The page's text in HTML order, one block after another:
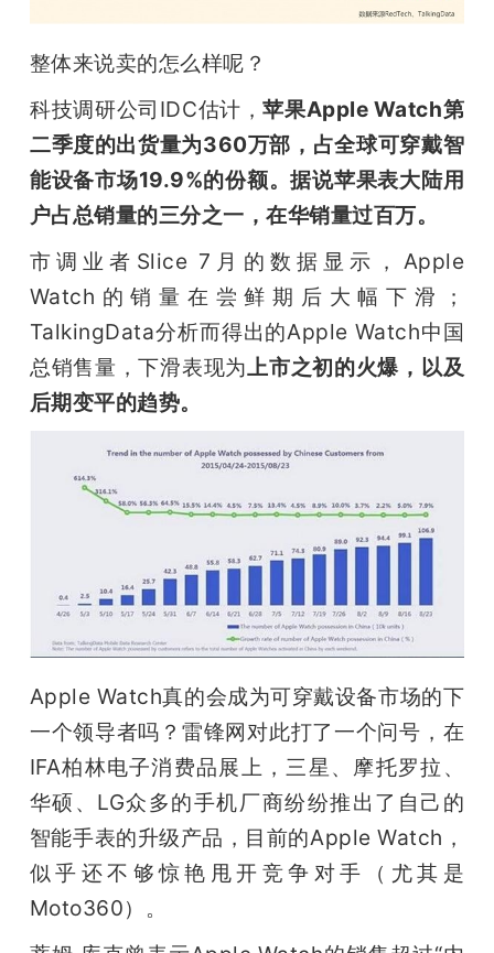
整体来说卖的怎么样呢？
科技调研公司IDC估计，苹果Apple Watch第
二季度的出货量为360万部，占全球可穿戴智
能设备市场19.9%的份额。据说苹果表大陆用
户占总销量的三分之一，在华销量过百万。
市调业者Slice 7月的数据显示，Apple
Watch的销量在尝鲜期后大幅下滑；
TalkingData分析而得出的Apple Watch中国
总销售量，下滑表现为上市之初的火爆，以及
后期变平的趋势。
Apple Watch真的会成为可穿戴设备市场的下
一个领导者吗？雷锋网对此打了一个问号，在
IFA柏林电子消费品展上，三星、摩托罗拉、
华硕、LG众多的手机厂商纷纷推出了自己的
智能手表的升级产品，目前的Apple Watch，
似乎还不够惊艳甩开竞争对手（尤其是
Moto360）。